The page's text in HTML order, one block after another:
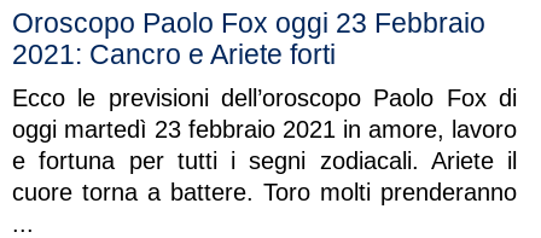
Oroscopo Paolo Fox oggi 23 Febbraio
2021: Cancro e Ariete forti
Ecco le previsioni dell’oroscopo Paolo Fox di
oggi martedì 23 febbraio 2021 in amore, lavoro
e fortuna per tutti i segni zodiacali. Ariete il
cuore torna a battere. Toro molti prenderanno
...